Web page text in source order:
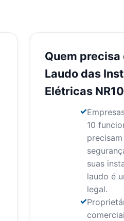
Quem precisa
Laudo das
Elétricas
10
suas
laudo é
legal.